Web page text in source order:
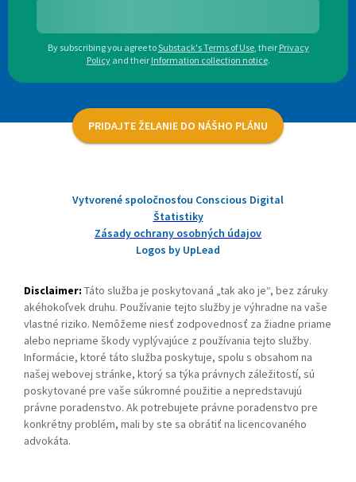
By subscribing you agree toSubstack's Terms of Use, their Privacy
Policy and their Information collection notice.
PRIDAJTE ŽELANIE DO NÁŠHO PLÁNU
Vytvorené spoločnosťou Conscious Digital
Štatistiky
Zásady ochrany osobných údajov
Logos by UpLead
Disclaimer: Táto služba je poskytovaná „tak ako je“, bez záruky
akéhokoľvek druhu. Používanie tejto služby je výhradne na vaše
vlastné riziko. Nemôžeme niesť zodpovednosť za žiadne priame
alebo nepriame škody vyplývajúce z používania tejto služby.
Informácie, ktoré táto služba poskytuje, spolu s obsahom na
našej webovej stránke, ktorý sa týka právnych záležitostí, sú
poskytované pre vaše súkromné použitie a nepredstavujú
právne poradenstvo. Ak potrebujete právne poradenstvo pre
konkrétny problém, mali by ste sa obrátiť na licencovaného
advokáta.